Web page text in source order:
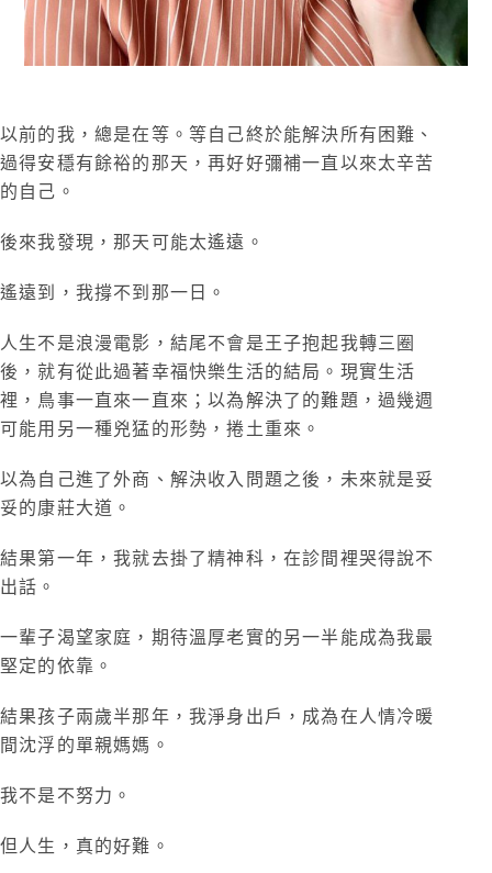
以前的我，總是在等。等自己終於能解決所有困難、
過得安穩有餘裕的那天，再好好彌補一直以來太辛苦
的自己。
後來我發現，那天可能太遙遠。
遙遠到，我撐不到那一日。
​人生不是浪漫電影，結尾不會是王子抱起我轉三圈
後，就有從此過著幸福快樂生活的結局。現實生活
裡，鳥事一直來一直來；以為解決了的難題，過幾週
可能用另一種兇猛的形勢，捲土重來。
以為自己進了外商、解決收入問題之後，未來就是妥
妥的康莊大道。
結果第一年，我就去掛了精神科，在診間裡哭得說不
出話。
一輩子渴望家庭，期待溫厚老實的另一半能成為我最
堅定的依靠。
結果孩子兩歲半那年，我淨身出戶，成為在人情冷暖
間沈浮的單親媽媽。
我不是不努力。
但人生，真的好難。